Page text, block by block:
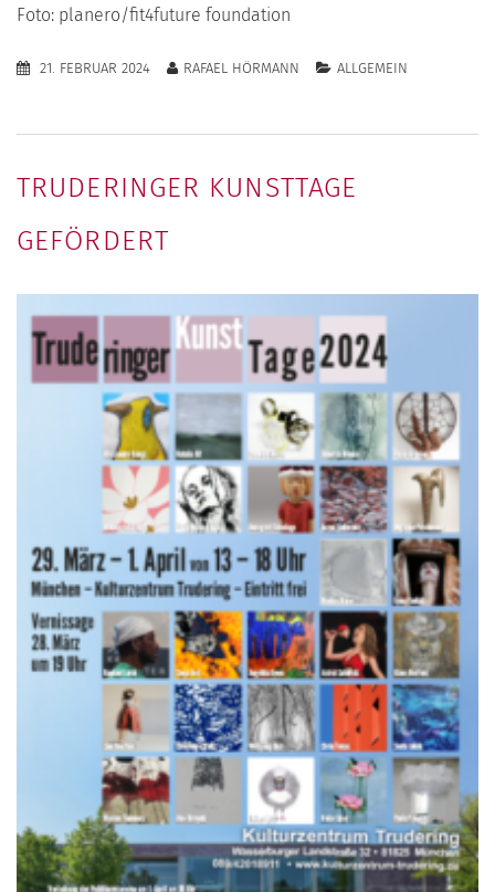
Foto: planero/fit4future foundation
21. FEBRUAR 2024 RAFAEL HÖRMANN ALLGEMEIN
TRUDERINGER KUNSTTAGE
GEFÖRDERT